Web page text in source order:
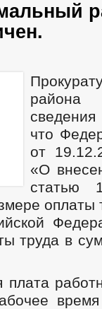
что
от
«О
статью
оплаты
труда в